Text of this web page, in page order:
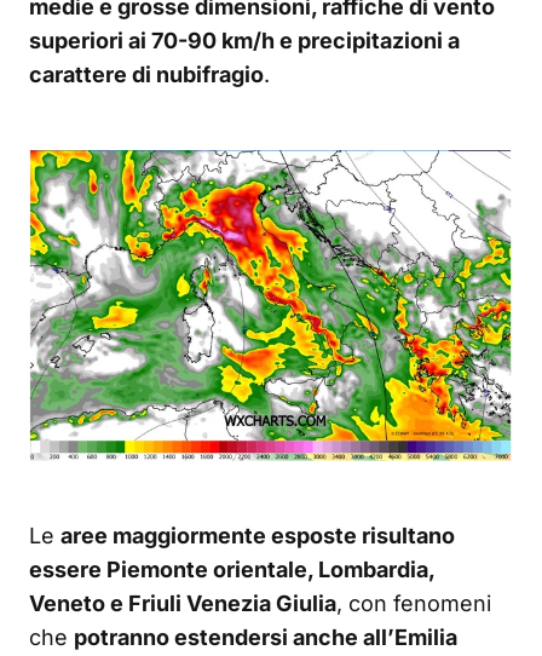
medie e grosse dimensioni, raffiche di vento
superiori ai 70-90 km/h e precipitazioni a
carattere di nubifragio.
Le aree maggiormente esposte risultano
essere Piemonte orientale, Lombardia,
Veneto e Friuli Venezia Giulia, con fenomeni
che potranno estendersi anche all’Emilia